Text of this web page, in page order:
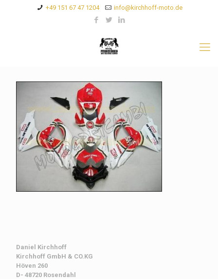
+49 151 67 47 1204 info@kirchhoff-moto.de
Daniel Kirchhoff
Kirchhoff GmbH & CO.KG
Höven 260
D- 48720 Rosendahl